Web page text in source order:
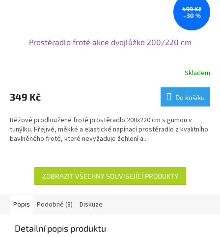
499 Kč
–30 %
Prostěradlo froté akce dvojlůžko 200/220 cm
Skladem
349 Kč Do košíku
Béžové prodloužené froté prostěradlo 200x220 cm s gumou v
tunýlku. Hřejivé, měkké a elastické napínací prostěradlo z kvalitního
bavlněného froté, které nevyžaduje žehlení a...
ZOBRAZIT VŠECHNY SOUVISEJÍCÍ PRODUKTY
Popis Podobné (8) Diskuze
Detailní popis produktu